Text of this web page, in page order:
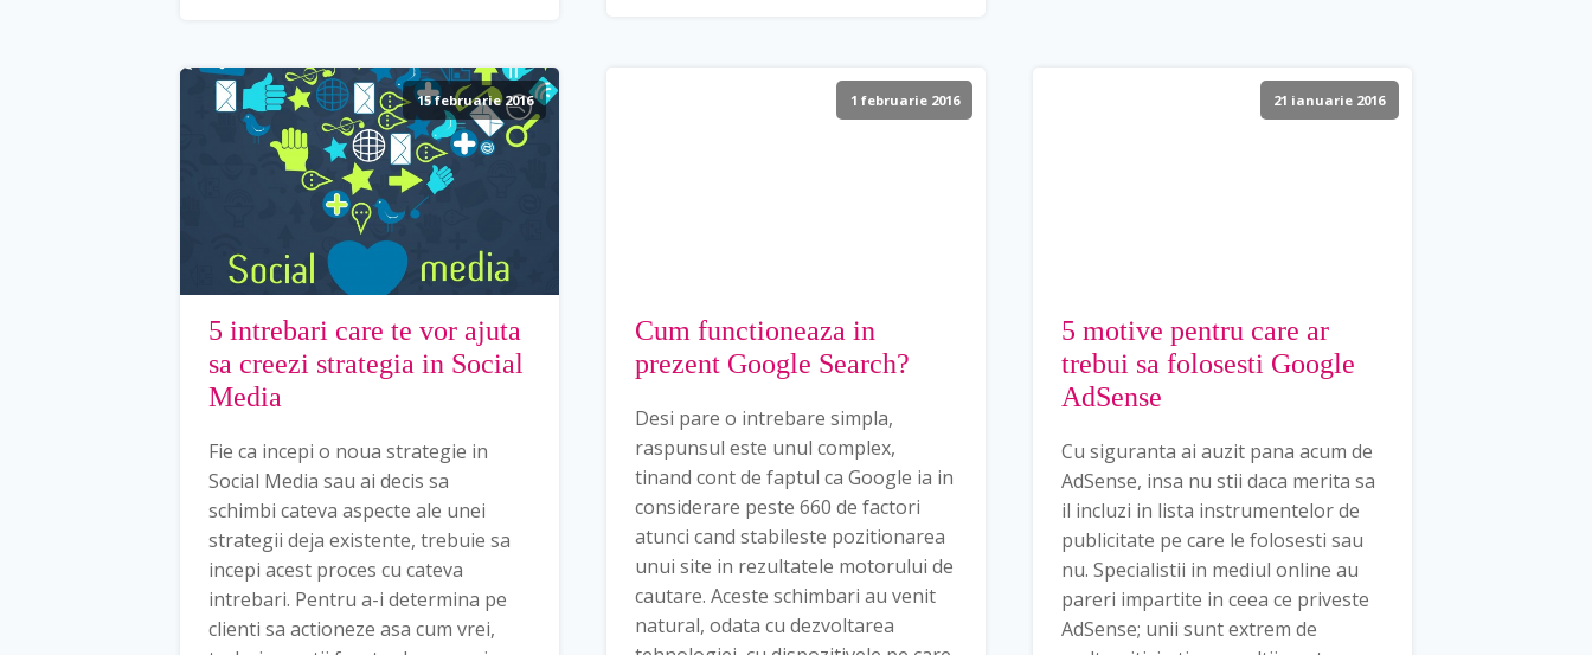
15 februarie 2016
5 intrebari care te vor ajuta
sa creezi strategia in Social
Media
Fie ca incepi o noua strategie in
Social Media sau ai decis sa
schimbi cateva aspecte ale unei
strategii deja existente, trebuie sa
incepi acest proces cu cateva
intrebari. Pentru a-i determina pe
clienti sa actioneze asa cum vrei,
1 februarie 2016
Cum functioneaza in
prezent Google Search?
Desi pare o intrebare simpla,
raspunsul este unul complex,
tinand cont de faptul ca Google ia in
considerare peste 660 de factori
atunci cand stabileste pozitionarea
unui site in rezultatele motorului de
cautare. Aceste schimbari au venit
natural, odata cu dezvoltarea
21 ianuarie 2016
5 motive pentru care ar
trebui sa folosesti Google
AdSense
Cu siguranta ai auzit pana acum de
AdSense, insa nu stii daca merita sa
il incluzi in lista instrumentelor de
publicitate pe care le folosesti sau
nu. Specialistii in mediul online au
pareri impartite in ceea ce priveste
AdSense; unii sunt extrem de